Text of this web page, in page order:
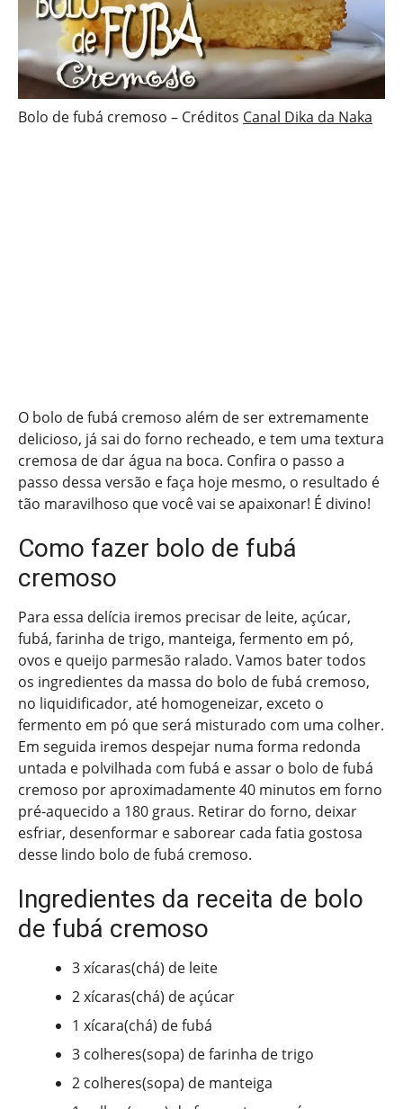
Bolo de fubá cremoso – Créditos Canal Dika da Naka
O bolo de fubá cremoso além de ser extremamente
delicioso, já sai do forno recheado, e tem uma textura
cremosa de dar água na boca. Confira o passo a
passo dessa versão e faça hoje mesmo, o resultado é
tão maravilhoso que você vai se apaixonar! É divino!
Como fazer bolo de fubá
cremoso
Para essa delícia iremos precisar de leite, açúcar,
fubá, farinha de trigo, manteiga, fermento em pó,
ovos e queijo parmesão ralado. Vamos bater todos
os ingredientes da massa do bolo de fubá cremoso,
no liquidificador, até homogeneizar, exceto o
fermento em pó que será misturado com uma colher.
Em seguida iremos despejar numa forma redonda
untada e polvilhada com fubá e assar o bolo de fubá
cremoso por aproximadamente 40 minutos em forno
pré-aquecido a 180 graus. Retirar do forno, deixar
esfriar, desenformar e saborear cada fatia gostosa
desse lindo bolo de fubá cremoso.
Ingredientes da receita de bolo
de fubá cremoso
3 xícaras(chá) de leite
2 xícaras(chá) de açúcar
1 xícara(chá) de fubá
3 colheres(sopa) de farinha de trigo
2 colheres(sopa) de manteiga